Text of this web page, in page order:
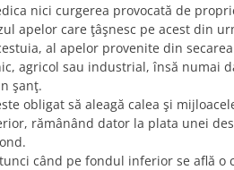
nici curgerea provocată de
apelor care ţâşnesc pe acest din
al apelor provenite din
agricol sau industrial, însă numai
şanţ.
obligat să aleagă calea şi
rămânând dator la plata unei
când pe fondul inferior se află o